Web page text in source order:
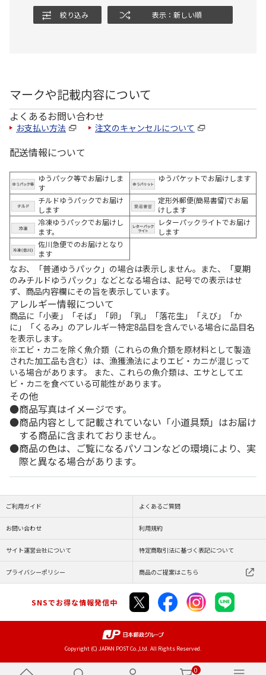
0
絞り込み 表示：新しい順
マークや記載内容について
よくあるお問い合わせ
お支払い方法 注文のキャンセルについて
配送情報について
ゆうパック等でお届けしま
す
ゆうパケットでお届けします
チルドゆうパックでお届け
します
定形外郵便(簡易書留)でお届
けします
冷凍ゆうパックでお届けし
ます。
レターパックライトでお届け
します
佐川急便でのお届けとなり
ます
なお、「普通ゆうパック」の場合は表示しません。また、「夏期
のみチルドゆうパック」などとなる場合は、記号での表示はせ
ず、商品内容欄にその旨を表示しています。
アレルギー情報について
商品に「小麦」「そば」「卵」「乳」「落花生」「えび」「か
に」「くるみ」のアレルギー特定8品目を含んでいる場合に品目名
を表示します。
※エビ・カニを除く魚介類（これらの魚介類を原材料として製造
された加工品も含む）は、漁獲漁法によりエビ・カニが混じって
いる場合があります。 また、これらの魚介類は、エサとしてエ
ビ・カニを食べている可能性があります。
その他
商品写真はイメージです。
商品内容として記載されていない「小道具類」はお届け
する商品に含まれておりません。
商品の色は、ご覧になるパソコンなどの環境により、実
際と異なる場合があります。
ご利用ガイド よくあるご質問
お問い合わせ 利用規約
サイト運営会社について 特定商取引法に基づく表記について
プライバシーポリシー 商品のご提案はこちら
SNSでお得な情報発信中
Copyright (C) JAPAN POST Co.,Ltd. All Rights Reserved.